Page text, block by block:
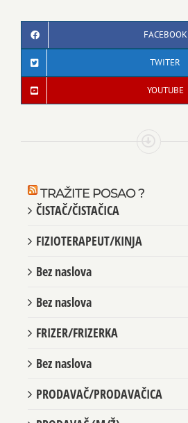
FACEBOOK
TWITER
YOUTUBE
TRAŽITE POSAO ?
ČISTAČ/ČISTAČICA
FIZIOTERAPEUT/KINJA
Bez naslova
Bez naslova
FRIZER/FRIZERKA
Bez naslova
PRODAVAČ/PRODAVAČICA